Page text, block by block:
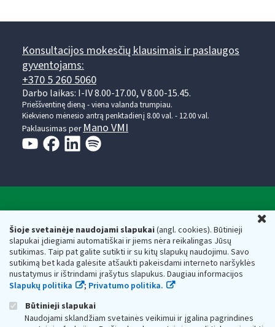
Šioje svetainėje naudojami slapukai(angl. cookies). Būtinieji
slapukai įdiegiami automatiškai ir jiems nėra reikalingas Jūsų
sutikimas. Taip pat galite sutikti ir su kitų slapukų naudojimu. Savo
sutikimą bet kada galėsite atšaukti pakeisdami interneto naršyklės
nustatymus ir ištrindami įrašytus slapukus. Daugiau informacijos
Slapukų politika
; Privatumo politika.
Būtinieji slapukai
Naudojami sklandžiam svetainės veikimui ir įgalina pagrindines
Konsultacijos mokesčių klausimais ir paslaugos
gyventojams:
+370 5 260 5060
Darbo laikas: I-IV 8.00-17.00, V 8.00-15.45.
Prieššventinę dieną - viena valanda trumpiau.
Kiekvieno mėnesio antrą penktadienį 8.00 val. - 12.00 val.
Paklausimas per Mano VMI
Respublikos finansų ministerijos
Biudžetinė įstaiga. Juridinio asmens kodas — 188659752,
adresas: Vasario 16-osios g. 14, 01107 Vilnius, Lietuva, el.paštas:
vmi@vmi.lt, E. pristatymo dėžutės adresas 188659752
Duomenys apie Valstybinę mokesčių inspekciją prie Lietuvos
Respublikos finansų ministerijos kaupiami ir saugomi Juridinių